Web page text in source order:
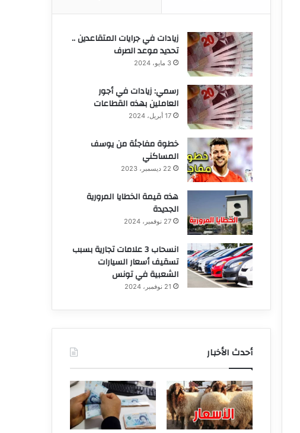
زيادات في جرايات المتقاعدين ..
تحديد موعد الصرف
3 مايو، 2024
رسمي: زيادات في أجور
العاملين بهذه القطاعات
17 أبريل، 2024
خطوة مفاجئة من يوسف
المساكني
22 ديسمبر، 2023
هذه قيمة الخطايا المرورية
الجديدة
27 نوفمبر، 2024
انسحاب 3 علامات تجارية بسبب
تسقيف أسعار السيارات
الشعبية في تونس
21 نوفمبر، 2024
أحدث الأخبار